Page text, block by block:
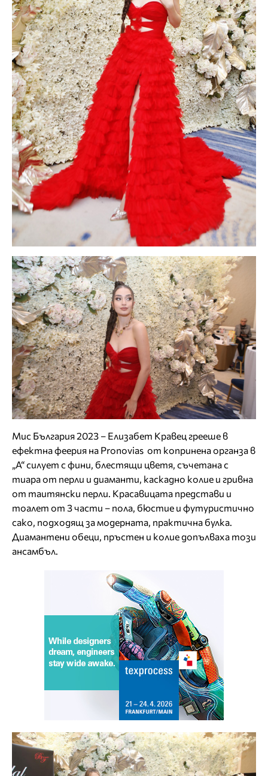
Мис България 2023 – Елизабет Кравец грееше в
ефектна феерия на Pronovias от копринена органза в
„А“ силует с фини, блестящи цветя, съчетана с
тиара от перли и диаманти, каскадно колие и гривна
от таитянски перли. Красавицата представи и
тоалет от 3 части – пола, бюстие и футуристично
сако, подходящ за модерната, практична булка.
Диамантени обеци, пръстен и колие допълваха този
ансамбъл.